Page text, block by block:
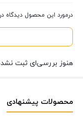
درمورد این محصول دیدگاه
هنوز بررسی‌ای ثبت
محصولات پیشنهادی